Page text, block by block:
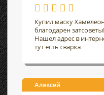
Купил маску
благодарен затсоветы!
Нашел адрес в
тут есть сварка
Алексей